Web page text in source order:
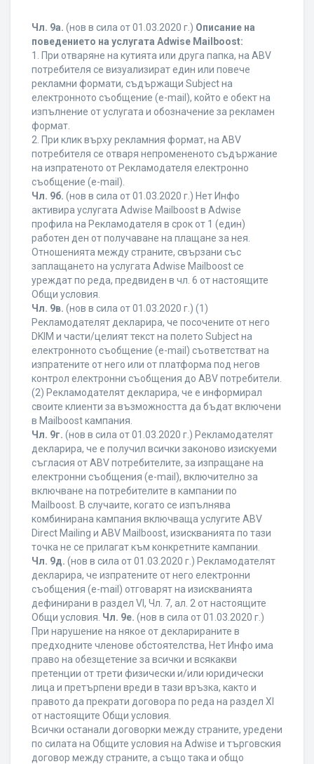
Чл. 9а. (нов в сила от 01.03.2020 г.) Описание на
поведението на услугата Adwise Mailboost:
1. При отваряне на кутията или друга папка, на ABV
потребителя се визуализират един или повече
рекламни формати, съдържащи Subject на
електронното съобщение (e-mail), който е обект на
изпълнение от услугата и обозначение за рекламен
формат.
2. При клик върху рекламния формат, на ABV
потребителя се отваря непромененото съдържание
на изпратеното от Рекламодателя електронно
съобщение (e-mail).
Чл. 9б. (нов в сила от 01.03.2020 г.) Нет Инфо
активира услугата Adwise Mailboost в Adwise
профила на Рекламодателя в срок от 1 (един)
работен ден от получаване на плащане за нея.
Отношенията между страните, свързани със
заплащането на услугата Adwise Mailboost се
уреждат по реда, предвиден в чл. 6 от настоящите
Общи условия.
Чл. 9в. (нов в сила от 01.03.2020 г.) (1)
Рекламодателят декларира, че посочените от него
DKIM и части/целият текст на полето Subject на
електронното съобщение (e-mail) съответстват на
изпратените от него или от платформа под негов
контрол електронни съобщения до ABV потребители.
(2) Рекламодателят декларира, че е информирал
своите клиенти за възможността да бъдат включени
в Mailboost кампания.
Чл. 9г. (нов в сила от 01.03.2020 г.) Рекламодателят
декларира, че е получил всички законово изискуеми
съгласия от ABV потребителите, за изпращане на
електронни съобщения (e-mail), включително за
включване на потребителите в кампании по
Mailboost. В случаите, когато се изпълнява
комбинирана кампания включваща услугите ABV
Direct Mailing и ABV Mailboost, изискванията по тази
точка не се прилагат към конкретните кампании.
Чл. 9д. (нов в сила от 01.03.2020 г.) Рекламодателят
декларира, че изпратените от него електронни
съобщения (e-mail) отговарят на изискванията
дефинирани в раздел VI, Чл. 7, ал. 2 от настоящите
Общи условия. Чл. 9е. (нов в сила от 01.03.2020 г.)
При нарушение на някое от декларираните в
предходните членове обстоятелства, Нет Инфо има
право на обезщетение за всички и всякакви
претенции от трети физически и/или юридически
лица и претърпени вреди в тази връзка, както и
правото да прекрати договора по реда на раздел XI
от настоящите Общи условия.
Всички останали договорки между страните, уредени
по силата на Общите условия на Adwise и търговския
договор между страните, а също така и общо